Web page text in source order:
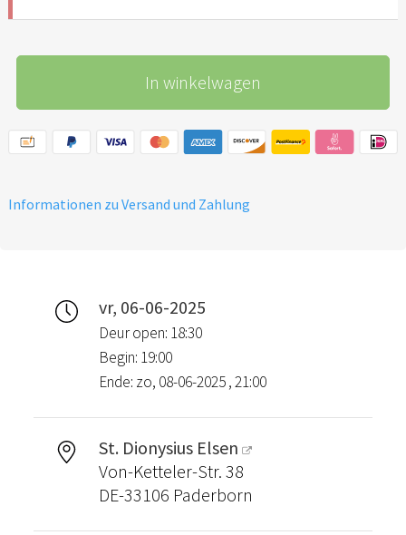
In winkelwagen
Informationen zu Versand und Zahlung
vr, 06-06-2025
Deur open: 18:30
Begin: 19:00
Ende: zo, 08-06-2025 , 21:00
St. Dionysius Elsen
Von-Ketteler-Str. 38
DE-33106 Paderborn